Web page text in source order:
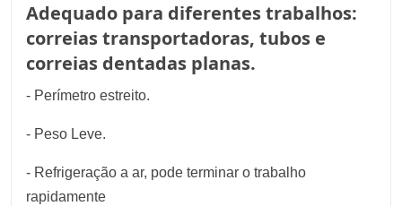
Adequado para diferentes trabalhos:
correias transportadoras, tubos e
correias dentadas planas.
- Perímetro estreito.
- Peso Leve.
- Refrigeração a ar, pode terminar o trabalho
rapidamente